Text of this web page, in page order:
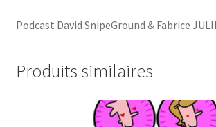
Podcast David SnipeGround & Fabrice
Produits similaires